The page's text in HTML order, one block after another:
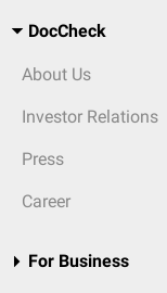
DocCheck
About Us
Investor Relations
Press
Career
For Business